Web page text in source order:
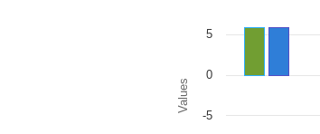
Values
-5
0
5